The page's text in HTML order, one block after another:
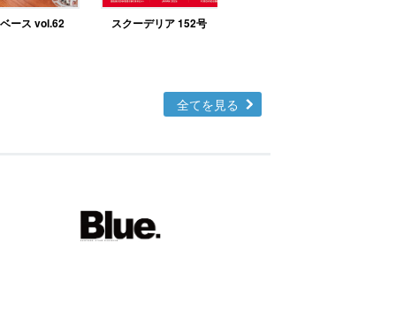
ース vol.62 スクーデリア 152号
全てを見る